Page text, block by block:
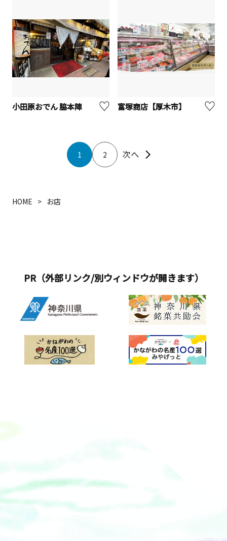
小田原おでん 脇本陣 富塚商店【厚木市】
1 2
HOME お店
PR（外部リンク/別ウィンドウが開きます）